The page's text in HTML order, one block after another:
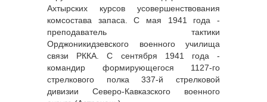
Ахтырских курсов усовершенствования
комсостава запаса. С мая 1941 года -
преподаватель тактики
Орджоникидзевского военного училища
связи РККА. С сентября 1941 года -
командир формирующегося 1127-го
стрелкового полка 337-й стрелковой
дивизии Северо-Кавказского военного